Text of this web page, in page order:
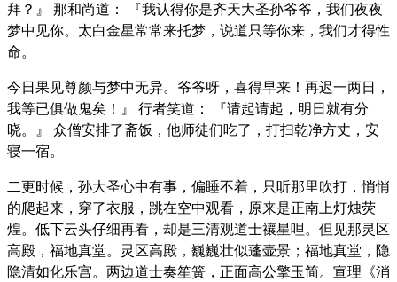
拜？』 那和尚道： 『我认得你是齐天大圣孙爷爷，我们夜夜
梦中见你。太白金星常常来托梦，说道只等你来，我们才得性
命。
今日果见尊颜与梦中无异。爷爷呀，喜得早来！再迟一两日，
我等已俱做鬼矣！』 行者笑道： 『请起请起，明日就有分
晓。』 众僧安排了斋饭，他师徒们吃了，打扫乾净方丈，安
寝一宿。
二更时候，孙大圣心中有事，偏睡不着，只听那里吹打，悄悄
的爬起来，穿了衣服，跳在空中观看，原来是正南上灯烛荧
煌。低下云头仔细再看，却是三清观道士禳星哩。但见那灵区
高殿，福地真堂。灵区高殿，巍巍壮似蓬壶景；福地真堂，隐
隐清如化乐宫。两边道士奏笙簧，正面高公擎玉简。宣理《消